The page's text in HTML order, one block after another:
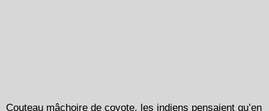
Couteau mâchoire de coyote, les indiens pensaient qu’en